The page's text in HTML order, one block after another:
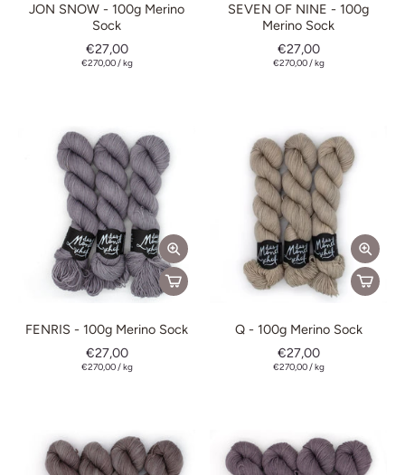
JON SNOW - 100g Merino
Sock
€27,00
€270,00/kg
SEVEN OF NINE - 100g
Merino Sock
€27,00
€270,00/kg
FENRIS - 100g Merino Sock
€27,00
€270,00/kg
Q - 100g Merino Sock
€27,00
€270,00/kg